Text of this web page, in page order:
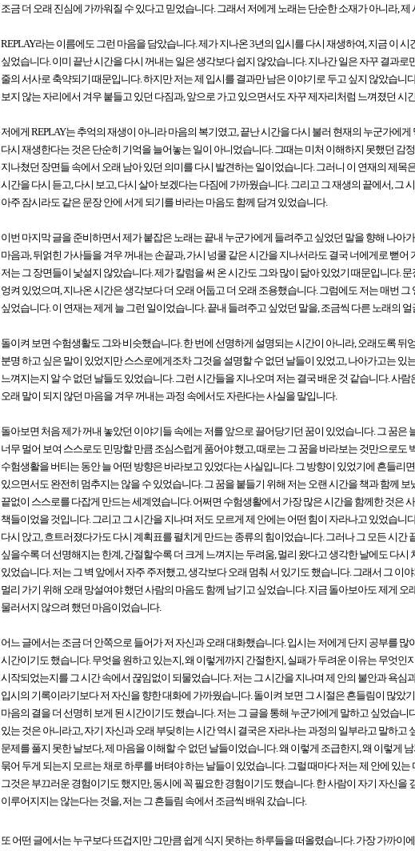
조금 더 오래 진심에 가까워질 수 있다고 믿었습니다. 그래서 저에게 노래는 단순한 소재가 아니라,
REPLAY라는 이름에도 그런 마음을 담았습니다. 제가 지나온 3년의 입시를 다시 재생하여, 지금 이
싶었습니다. 이미 끝난 시간을 다시 꺼내는 일은 생각보다 쉽지 않았습니다. 지나간 일은 자꾸 결과로
줄의 서사로 축약되기 때문입니다. 하지만 저는 제 입시를 결과만 남은 이야기로 두고 싶지 않았습니
보지 않는 자리에서 겨우 붙들고 있던 다짐과, 앞으로 가고 있으면서도 자꾸 제자리처럼 느껴졌던 시
저에게 REPLAY는 추억의 재생이 아니라 마음의 복기였고, 끝난 시간을 다시 불러 현재의 누군가에
다시 재생한다는 것은 단순히 기억을 늘어놓는 일이 아니었습니다. 그때는 미처 이해하지 못했던 감
지나쳤던 장면들 속에서 오래 남아 있던 의미를 다시 발견하는 일이었습니다. 그러니 이 연재의 제목
시간을 다시 듣고, 다시 보고, 다시 살아 보겠다는 다짐에 가까웠습니다. 그리고 그 재생의 끝에서, 그
아주 잠시라도 같은 문장 안에 서게 되기를 바라는 마음도 함께 담겨 있었습니다.
이번 마지막 글을 준비하면서 제가 붙잡은 노래는 끝내 누군가에게 들려주고 싶었던 말을 향해 나아
마음과, 뒤얽힌 가사들을 겨우 꺼내는 손끝과, 가시 넝쿨 같은 시간을 지나서라도 결국 너에게로 뻗어
저는 그 장면들이 낯설지 않았습니다. 제가 칼럼을 써 온 시간도 그와 많이 닮아 있었기 때문입니다.
엉켜 있었으며, 지나온 시간은 생각보다 더 오래 어둡고 더 오래 조용했습니다. 그럼에도 저는 매번
싶었습니다. 이 연재는 제게 늘 그런 일이었습니다. 끝내 들려주고 싶었던 말을, 조금씩 다른 노래의
돌이켜 보면 수험생활도 그와 비슷했습니다. 한 번에 선명하게 설명되는 시간이 아니라, 오래도록 뒤
분명 하고 싶은 말이 있었지만 스스로에게조차 그것을 설명할 수 없던 날들이 있었고, 나아가고는 있
느껴지는지 알 수 없던 날들도 있었습니다. 그런 시간들을 지나오며 저는 결국 배운 것 같습니다. 사
오래 말이 되지 않던 마음을 겨우 꺼내는 과정 속에서도 자란다는 사실을 말입니다.
돌아보면 처음 제가 꺼내 놓았던 이야기들 속에는 저를 앞으로 끌어당기던 꿈이 있었습니다. 그 꿈은
너무 멀어 보여 스스로도 민망할 만큼 조심스럽게 품어야 했고, 때로는 그 꿈을 바라보는 것만으로도
수험생활을 버티는 동안 늘 어떤 방향은 바라보고 있었다는 사실입니다. 그 방향이 있었기에 흔들리
있으면서도 완전히 멈추지는 않을 수 있었습니다. 그 꿈을 붙들기 위해 저는 오랜 시간을 책과 함께
끝없이 스스로를 다잡게 만드는 세계였습니다. 어쩌면 수험생활에서 가장 많은 시간을 함께한 것은
책들이었을 것입니다. 그리고 그 시간을 지나며 저도 모르게 제 안에는 어떤 힘이 자라나고 있었습니
다시 앉고, 흐트러졌다가도 다시 계획표를 펼치게 만드는 종류의 힘이었습니다.그러나 그 모든 시간
싶을수록 더 선명해지는 한계, 간절할수록 더 크게 느껴지는 두려움, 멀리 왔다고 생각한 날에도 다시
있었습니다. 저는 그 벽 앞에서 자주 주저했고, 생각보다 오래 멈춰 서 있기도 했습니다. 그래서 그 이
멀리 가기 위해 오래 망설여야 했던 사람의 마음도 함께 남기고 싶었습니다. 지금 돌아보아도 제게 오
물러서지 않으려 했던 마음이었습니다.
어느 글에서는 조금 더 안쪽으로 들어가 저 자신과 오래 대화했습니다. 입시는 저에게 단지 공부를 많
시간이기도 했습니다. 무엇을 원하고 있는지, 왜 이렇게까지 간절한지, 실패가 두려운 이유는 무엇인
시작되었는지를 그 시간 속에서 끊임없이 되물었습니다. 저는 그 시간을 지나며 제 안의 불안과 욕심
입시의 기록이라기보다 저 자신을 향한 대화에 가까웠습니다. 돌이켜 보면 그 시절은 흔들림이 많았
마음의 결을 더 선명히 보게 된 시간이기도 했습니다. 저는 그 글을 통해 누군가에게 말하고 싶었습
있는 것은 아니라고, 자기 자신과 오래 부딪히는 시간 역시 결국은 자라나는 과정의 일부라고 말하고
문제를 풀지 못한 날보다, 제 마음을 이해할 수 없던 날들이었습니다. 왜 이렇게 조급한지, 왜 이렇게
묶어 두게 되는지 모르는 채로 하루를 버텨야 하는 날들이 있었습니다. 그럴 때마다 저는 제 안에 있
그것은 부끄러운 경험이기도 했지만, 동시에 꼭 필요한 경험이기도 했습니다. 한 사람이 자기 자신을
이루어지지는 않는다는 것을, 저는 그 흔들림 속에서 조금씩 배워 갔습니다.
또 어떤 글에서는 누구보다 뜨겁지만 그만큼 쉽게 식지 못하는 하루들을 떠올렸습니다. 가장 가까이